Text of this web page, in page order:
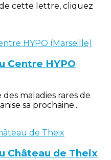
cette lettre, cliquez
Centre HYPO
maladies rares de
sa prochaine...
Château de Theix